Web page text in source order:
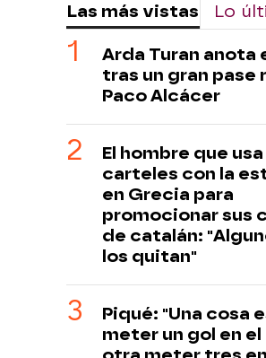
Las más vistas Lo
Arda Turan anota
tras un gran pase
Paco Alcácer
El hombre que usa
carteles con la
en Grecia para
promocionar sus
de catalán:
los quitan"
Piqué: "Una cosa
meter un gol en el